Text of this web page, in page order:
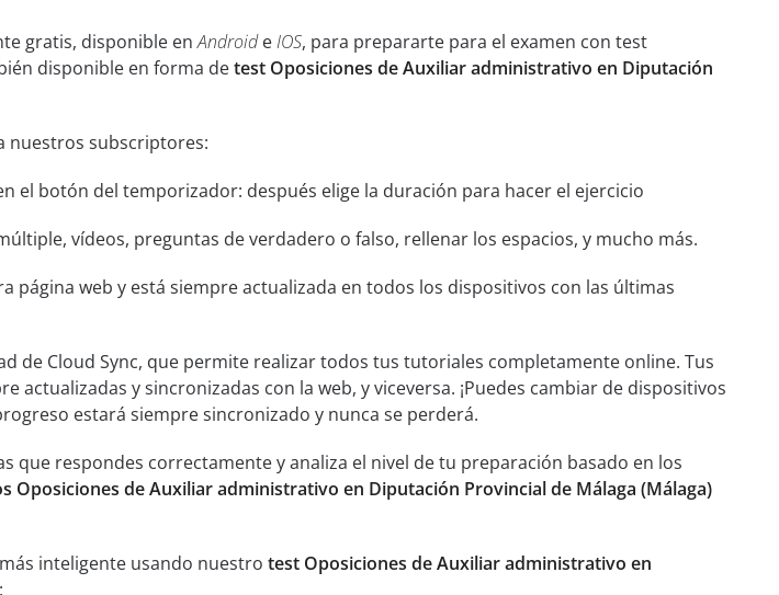
gratis, disponible enAndroideIOS, para prepararte para el examen con test
disponible en forma detest Oposiciones de Auxiliar administrativo en Diputación
nuestros subscriptores:
el botón del temporizador: después elige la duración para hacer el ejercicio
vídeos, preguntas de verdadero o falso, rellenar los espacios, y mucho más.
página web y está siempre actualizada en todos los dispositivos con las últimas
de Cloud Sync, que permite realizar todos tus tutoriales completamente online. Tus
actualizadas y sincronizadas con la web, y viceversa. ¡Puedes cambiar de dispositivos
estará siempre sincronizado y nunca se perderá.
que respondes correctamente y analiza el nivel de tu preparación basado en los
Oposiciones de Auxiliar administrativo en Diputación Provincial de Málaga (Málaga)
inteligente usando nuestro test Oposiciones de Auxiliar administrativo en
: